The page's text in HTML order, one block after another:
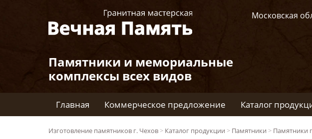
Московская
Памятники и мемориальные
комплексы всех видов
Главная Коммерческое предложение Каталог
Изготовление памятников г. Чехов > Каталог продукции > Памятники > Памятники